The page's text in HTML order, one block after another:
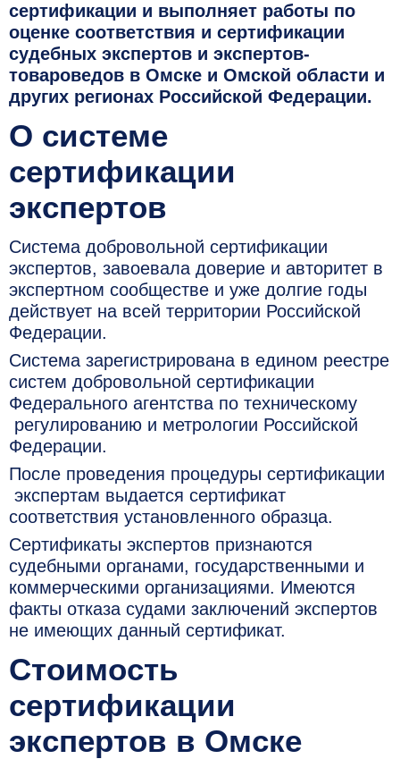
сертификации и выполняет работы по
оценке соответствия и сертификации
судебных экспертов и экспертов-
товароведов в Омске и Омской области и
других регионах Российской Федерации.
О системе
сертификации
экспертов
Система добровольной сертификации
экспертов, завоевала доверие и авторитет в
экспертном сообществе и уже долгие годы
действует на всей территории Российской
Федерации.
Система зарегистрирована в едином реестре
систем добровольной сертификации
Федерального агентства по техническому
регулированию и метрологии Российской
Федерации.
После проведения процедуры сертификации
экспертам выдается сертификат
соответствия установленного образца.
Сертификаты экспертов признаются
судебными органами, государственными и
коммерческими организациями. Имеются
факты отказа судами заключений экспертов
не имеющих данный сертификат.
Стоимость
сертификации
экспертов в Омске